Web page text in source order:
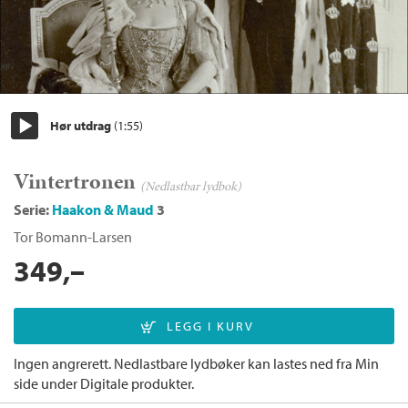
Hør utdrag (1:55)
Vintertronen (Nedlastbar lydbok)
Serie: Haakon & Maud 3
Tor Bomann-Larsen
349,–
Ingen angrerett. Nedlastbare lydbøker kan lastes ned fra Min
side under Digitale produkter.